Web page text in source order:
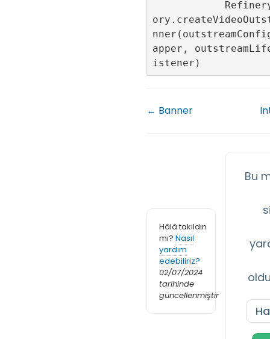
apper,
← Banner
Hâlâ takıldın
mı? Nasıl
yardım
edebiliriz?
02/07/2024
tarihinde
güncellenmiştir
Bu